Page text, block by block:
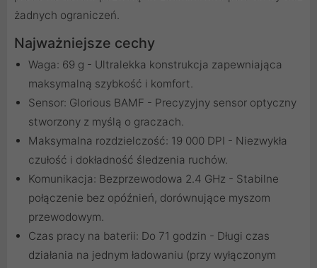
żadnych ograniczeń.
Najważniejsze cechy
Waga: 69 g - Ultralekka konstrukcja zapewniająca
maksymalną szybkość i komfort.
Sensor: Glorious BAMF - Precyzyjny sensor optyczny
stworzony z myślą o graczach.
Maksymalna rozdzielczość: 19 000 DPI - Niezwykła
czułość i dokładność śledzenia ruchów.
Komunikacja: Bezprzewodowa 2.4 GHz - Stabilne
połączenie bez opóźnień, dorównujące myszom
przewodowym.
Czas pracy na baterii: Do 71 godzin - Długi czas
działania na jednym ładowaniu (przy wyłączonym